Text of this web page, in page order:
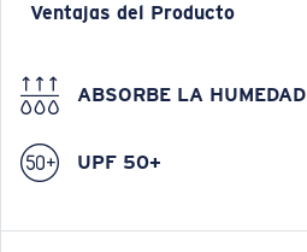
Ventajas del Producto
ABSORBE LA HUMEDAD
UPF 50+